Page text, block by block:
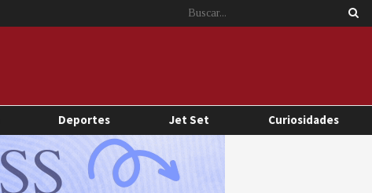
Deportes Jet Set Curiosidades